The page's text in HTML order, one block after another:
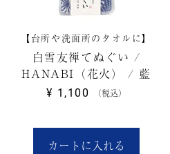
【台所や洗面所のタオルに】
白雪友禅てぬぐい /
HANABI（花火） / 藍
¥ 1,100 税込
カートに入れる